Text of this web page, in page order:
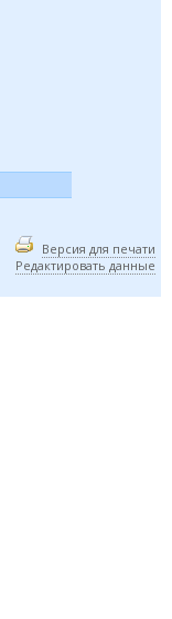
Версия для печати
Редактировать данные